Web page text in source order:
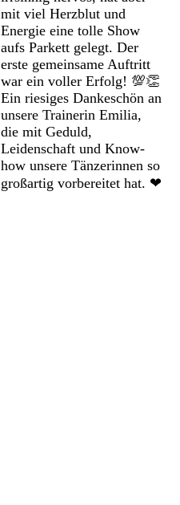
mit viel Herzblut und
Energie eine tolle Show
aufs Parkett gelegt. Der
erste gemeinsame Auftritt
war ein voller Erfolg! 💯👏
Ein riesiges Dankeschön an
unsere Trainerin Emilia,
die mit Geduld,
Leidenschaft und Know-
how unsere Tänzerinnen so
großartig vorbereitet hat. ❤